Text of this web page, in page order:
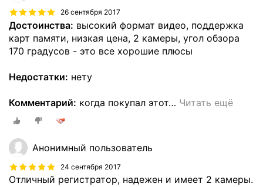
26 сентября 2017
Достоинства: высокий формат видео, поддержка
карт памяти, низкая цена, 2 камеры, угол обзора
170 градусов - это все хорошие плюсы
Недостатки: нету
Комментарий: когда покупал этот… Читать ещё
Анонимный пользователь
24 сентября 2017
Отличный регистратор, надежен и имеет 2 камеры.